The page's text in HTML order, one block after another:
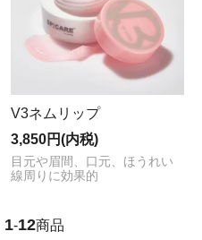
V3ネムリップ
3,850円(内税)
目元や眉間、口元、ほうれい
線周りに効果的
1-12商品